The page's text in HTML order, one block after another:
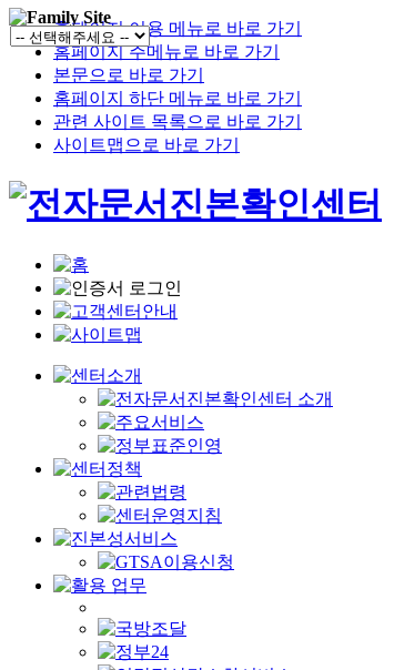
홈페이지 이용 메뉴로 바로 가기
홈페이지 주메뉴로 바로 가기
본문으로 바로 가기
홈페이지 하단 메뉴로 바로 가기
관련 사이트 목록으로 바로 가기
사이트맵으로 바로 가기